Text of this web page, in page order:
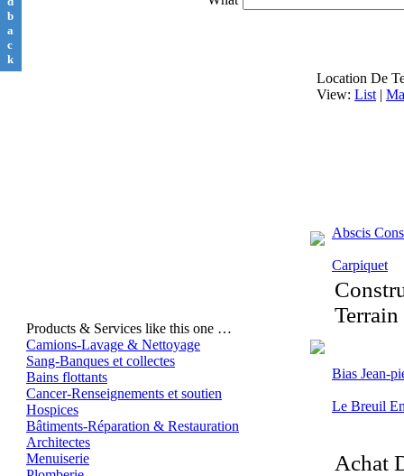
Products & Services like this one …
Camions-Lavage & Nettoyage
Sang-Banques et collectes
Bains flottants
Cancer-Renseignements et soutien
Hospices
Bâtiments-Réparation & Restauration
Architectes
Menuiserie
Location De
View: List |
Abscis
Carpiquet
Terrain
Bias Jean-
Le Breuil
Achat
b
a
c
k